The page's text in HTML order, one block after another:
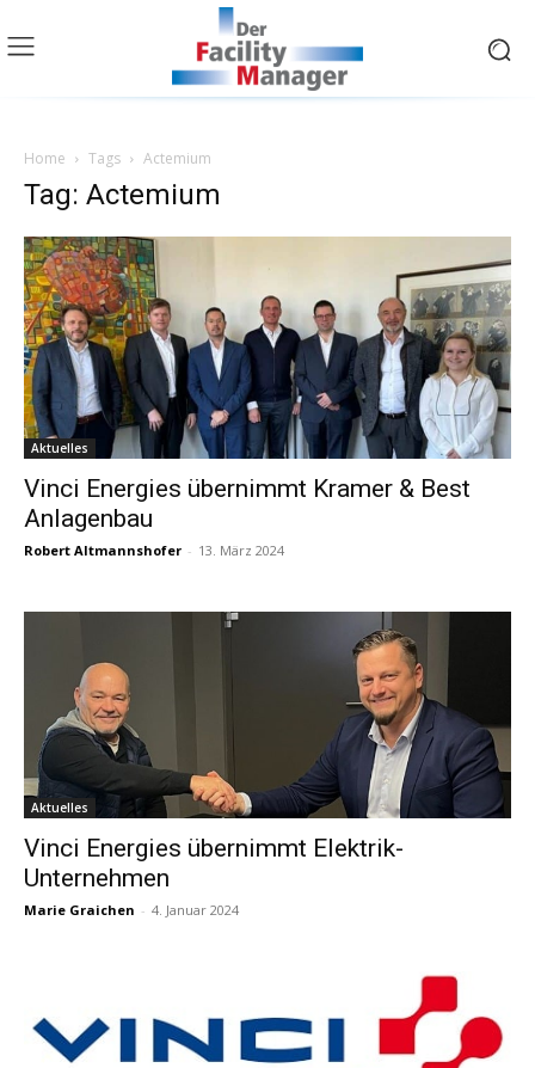
Home Tags Actemium
Tag: Actemium
Aktuelles
Vinci Energies übernimmt Kramer & Best
Anlagenbau
Robert Altmannshofer - 13. März 2024
Aktuelles
Vinci Energies übernimmt Elektrik-
Unternehmen
Marie Graichen - 4. Januar 2024